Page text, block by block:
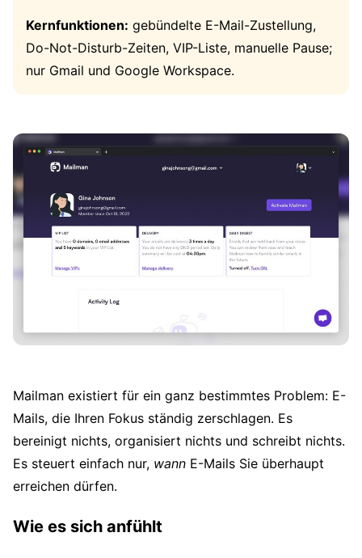
Kernfunktionen: gebündelte E-Mail-Zustellung,
Do-Not-Disturb-Zeiten, VIP-Liste, manuelle Pause;
nur Gmail und Google Workspace.
Mailman existiert für ein ganz bestimmtes Problem: E-
Mails, die Ihren Fokus ständig zerschlagen. Es
bereinigt nichts, organisiert nichts und schreibt nichts.
Es steuert einfach nur, wann E-Mails Sie überhaupt
erreichen dürfen.
Wie es sich anfühlt